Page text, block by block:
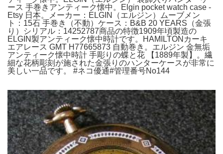
ース 手巻きアンティーク懐中。Elgin pocket watch case -
Etsy 日本。メーカー：ELGIN（エルジン）ムーブメン
ト：15石 手巻き（不動）ケース：B&B 20 YEARS（金張
り）シリアル：14252787商品の特徴1909年頃製造の
ELGIN製アンティーク懐中時計です。HAMILTONカーキ
エアレース GMT H77665873 自動巻き。エルジン 金無垢
アンティーク懐中時計 手彫りの蝶と花 【1889年製】。繊
細な花柄彫刻が施された金張りのハンターケースが非常に
美しい一品です。 #ネコ優通#管理番号No144